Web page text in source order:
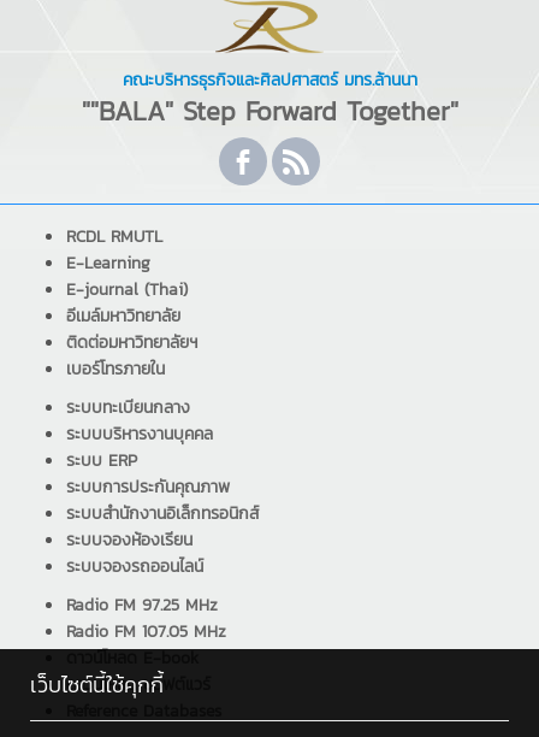
คณะบริหารธุรกิจและศิลปศาสตร์ มทร.ล้านนา
""BALA" Step Forward Together"
RCDL RMUTL
E-Learning
E-journal (Thai)
อีเมล์มหาวิทยาลัย
ติดต่อมหาวิทยาลัยฯ
เบอร์โทรภายใน
ระบบทะเบียนกลาง
ระบบบริหารงานบุคคล
ระบบ ERP
ระบบการประกันคุณภาพ
ระบบสำนักงานอิเล็กทรอนิกส์
ระบบจองห้องเรียน
ระบบจองรถออนไลน์
Radio FM 97.25 MHz
Radio FM 107.05 MHz
ดาวน์โหลด E-book
ดาวน์โหลด ซอฟต์แวร์
เว็บไซต์นี้ใช้คุกกี้